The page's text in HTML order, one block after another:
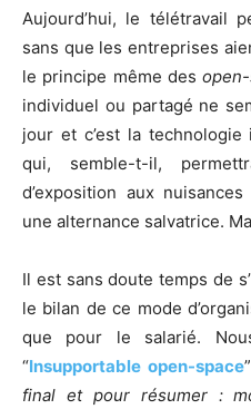
Aujourd’hui, le télétravail
sans que les entreprises
le principe même des
individuel ou partagé ne
jour et c’est la
qui, semble-t-il,
d’exposition aux nuisances
une alternance salvatrice.
Il est sans doute temps de
le bilan de ce mode
que pour le salarié.
“Insupportable open-space
final et pour résumer :